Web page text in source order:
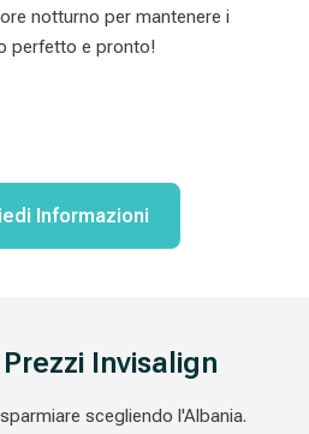
notturno per mantenere i
perfetto e pronto!
Informazioni
Invisalign
scegliendo l'Albania.